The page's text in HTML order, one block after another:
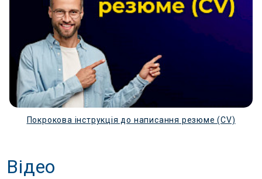
Покрокова інструкція до написання резюме (CV)
Відео